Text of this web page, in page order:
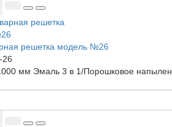
решетка модель №26
26
мм Эмаль 3 в 1/Порошковое